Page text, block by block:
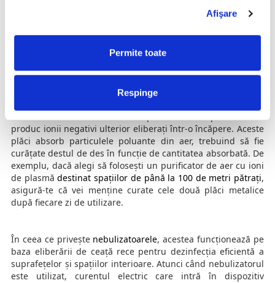
Afişare
Permite toate
Respinge
particulele contaminatoare din aer și de pe suprafețe prin
concepute pe baza unei tehnologii inovative prin care
sistemul de ionizare cu plasmă anihilează bacteriile și virușii
faptul că purificatoarele de aer cu ioni de plasmă sunt ideale
produc ionii negativi ulterior eliberați într-o încăpere. Aceste
plăci absorb particulele poluante din aer, trebuind să fie
curățate destul de des în funcție de cantitatea absorbată. De
exemplu, dacă alegi să folosești un purificator de aer cu ioni
de plasmădestinat spațiilor de până la 100 de metri pătrați,
asigură-te că vei menține curate cele două plăci metalice
după fiecare zi de utilizare.
În ceea ce privește nebulizatoarele, acestea funcționează pe
baza eliberării de ceață rece pentru dezinfecția eficientă a
suprafețelor și spațiilor interioare. Atunci când nebulizatorul
este utilizat, curentul electric care intră în dispozitiv